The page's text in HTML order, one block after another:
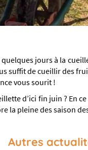
jours à la
suffit de cueillir des
vous sourit !
d’ici fin juin ? En
la pleine des saison
Autres